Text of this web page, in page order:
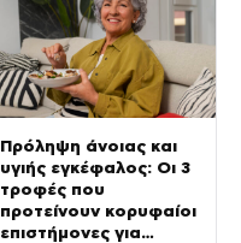
Πρόληψη άνοιας και
υγιής εγκέφαλος: Οι 3
τροφές που
προτείνουν κορυφαίοι
επιστήμονες για